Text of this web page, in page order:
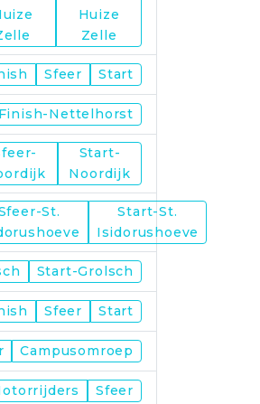
Huize
Zelle
Sfeer Start
Finish-Nettelhorst
Start-
Noordijk
St.
Start-St.
Isidorushoeve
Start-Grolsch
Sfeer Start
Campusomroep
Sfeer